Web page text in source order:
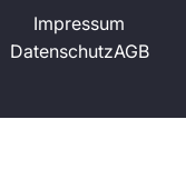
Impressum
DatenschutzAGB